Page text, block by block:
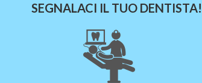
SEGNALACI IL TUO DENTISTA!